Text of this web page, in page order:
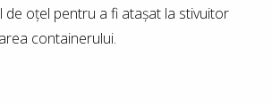
de oțel pentru a fi atașat la stivuitor
containerului.